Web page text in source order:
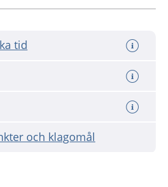
tid
och klagomål